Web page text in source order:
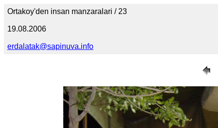
Ortakoy'den insan manzaralari / 23
19.08.2006
erdalatak@sapinuva.info